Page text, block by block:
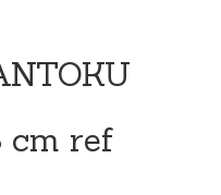
cm ref